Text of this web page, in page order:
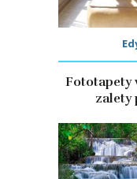
Fototapety
zalety